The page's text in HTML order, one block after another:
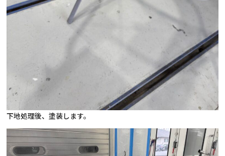
下地処理後、塗装します。